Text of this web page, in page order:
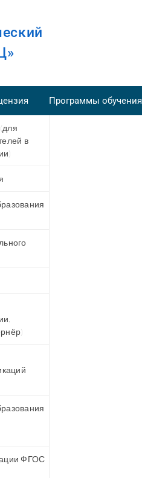
Программы обучения
в
ФГОС